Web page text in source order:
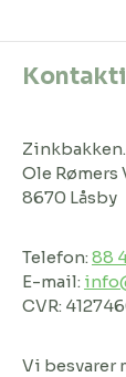
Ole Rømers
8670 Låsby
Telefon: 88
E-mail:
CVR:
Vi besvarer